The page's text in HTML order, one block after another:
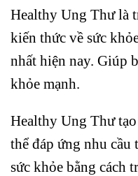
Healthy Ung Thư là
kiến thức về sức
nhất hiện nay. Giúp
khỏe mạnh.
Healthy Ung Thư
thể đáp ứng nhu
sức khỏe bằng cách